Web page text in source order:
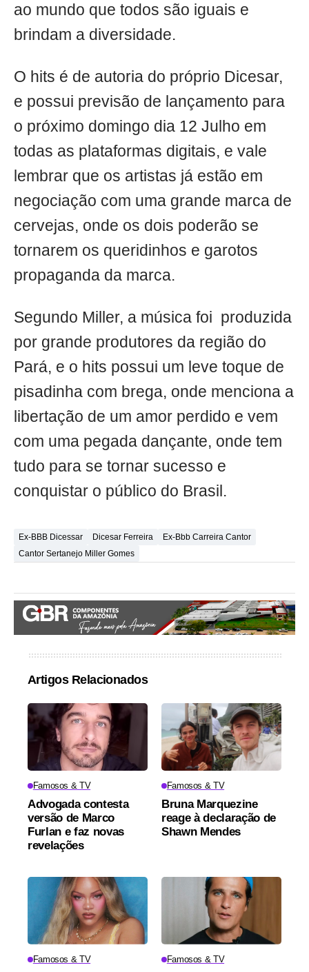
ao mundo que todos são iguais e
brindam a diversidade.
O hits é de autoria do próprio Dicesar,
e possui previsão de lançamento para
o próximo domingo dia 12 Julho em
todas as plataformas digitais, e vale
lembrar que os artistas já estão em
negociação com uma grande marca de
cervejas, onde os dois poderão se
tornarem os queridinhos e garotos
propaganda da marca.
Segundo Miller, a música foi produzida
por grande produtores da região do
Pará, e o hits possui um leve toque de
pisadinha com brega, onde menciona a
libertação de um amor perdido e vem
com uma pegada dançante, onde tem
tudo para se tornar sucesso e
conquistar o público do Brasil.
Ex-BBB Dicessar Dicesar Ferreira
Ex-Bbb Carreira Cantor
Cantor Sertanejo Miller Gomes
Artigos Relacionados
Famosos & TV
Advogada contesta
versão de Marco
Furlan e faz novas
revelações
Famosos & TV
Bruna Marquezine
reage à declaração de
Shawn Mendes
Famosos & TV Famosos & TV